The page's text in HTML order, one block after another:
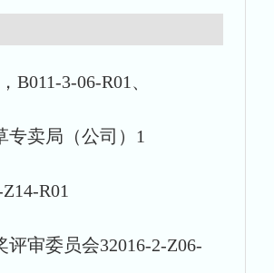
3-06-R01、
专卖局（公司）1
R01
审委员会32016-2-Z06-